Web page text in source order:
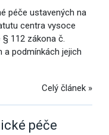
péče ustavených na
centra vysoce
112 zákona č.
a podmínkách jejich
Celý článek »
péče